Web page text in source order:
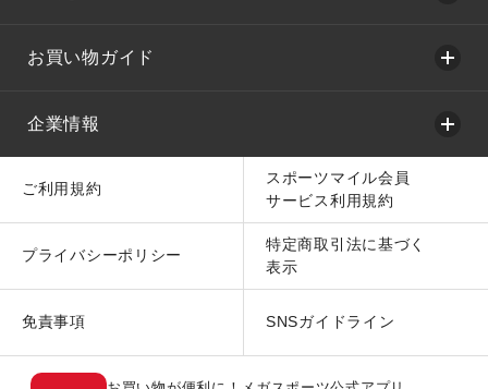
お買い物ガイド
企業情報
ご利用規約
スポーツマイル会員
サービス利用規約
プライバシーポリシー
特定商取引法に基づく
表示
免責事項 SNSガイドライン